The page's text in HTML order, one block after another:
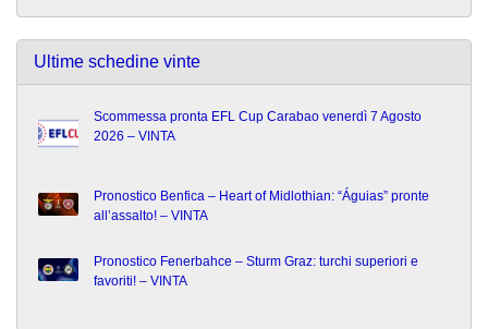
Ultime schedine vinte
Scommessa pronta EFL Cup Carabao venerdì 7 Agosto
2026 – VINTA
Pronostico Benfica – Heart of Midlothian: “Águias” pronte
all’assalto! – VINTA
Pronostico Fenerbahce – Sturm Graz: turchi superiori e
favoriti! – VINTA